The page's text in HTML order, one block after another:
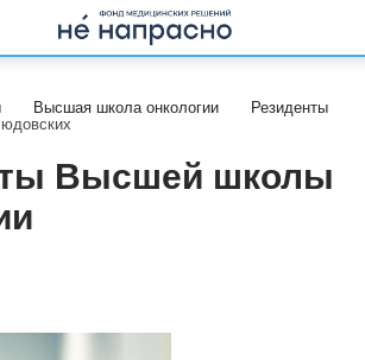
Высшая школа онкологии
Резиденты
Высшей школы